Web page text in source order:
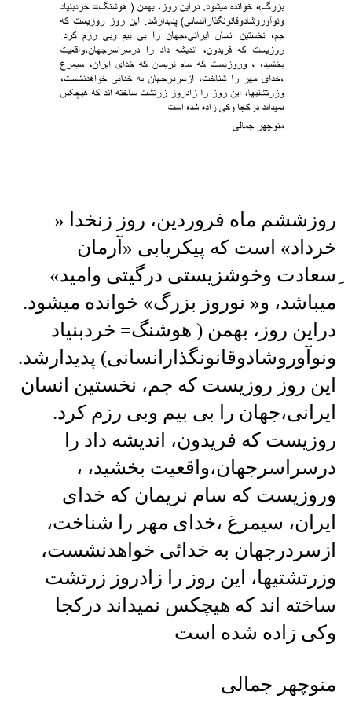
روزششم ماه فروردین، روز زنخدا «
خرداد» است که پیکریابی «آرمان
ِسعادت وخوشزیستی درگیتی وامید»
میباشد، و« نوروز بزرگ» خوانده میشود.
دراین روز، بهمن ( هوشنگ= خردبنیاد
ونوآوروشادوقانونگذارانسانی) پدیدارشد.
این روز روزیست که جم، نخستین انسان
ایرانی،جهان را بی بیم وبی رزم کرد.
روزیست که فریدون، اندیشه داد را
درسراسرجهان،واقعیت بخشید، ،
وروزیست که سام نریمان که خدای
ایران، سیمرغ ،خدای مهر را شناخت،
ازسردرجهان به خدائی خواهدنشست،
وزرتشتیها، این روز را زادروز زرتشت
ساخته اند که هیچکس نمیداند درکجا
وکی زاده شده است
منوچهر جمالی